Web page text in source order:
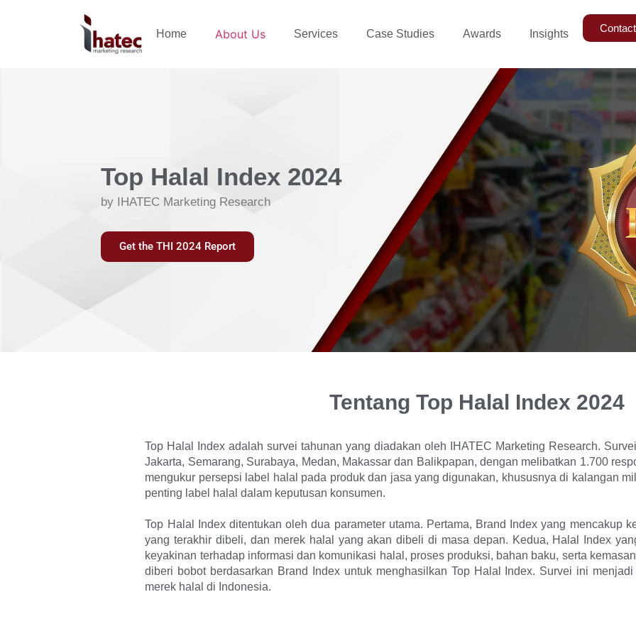
Home About Us Services Case Studies Awards Insights
Top Halal Index 2024
by IHATEC Marketing Research
Get the THI 2024 Report
Tentang Top Halal Index 2024
Top Halal Index adalah survei tahunan yang diadakan oleh IHATEC Marketing Research.
Jakarta, Semarang, Surabaya, Medan, Makassar dan Balikpapan, dengan melibatkan 1.700
mengukur persepsi label halal pada produk dan jasa yang digunakan, khususnya di kalangan
penting label halal dalam keputusan konsumen.
Top Halal Index ditentukan oleh dua parameter utama. Pertama, Brand Index yang mencakup
yang terakhir dibeli, dan merek halal yang akan dibeli di masa depan. Kedua, Halal Index
keyakinan terhadap informasi dan komunikasi halal, proses produksi, bahan baku, serta
diberi bobot berdasarkan Brand Index untuk menghasilkan Top Halal Index. Survei ini
merek halal di Indonesia.